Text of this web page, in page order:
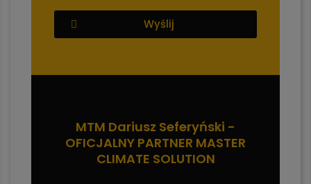
Wyślij
MTM Dariusz Seferyński -
OFICJALNY PARTNER MASTER
CLIMATE SOLUTION